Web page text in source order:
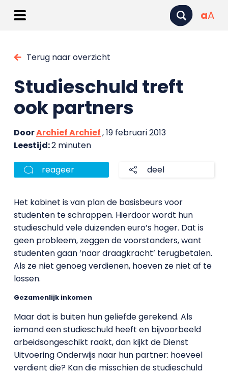
aA
Terug naar overzicht
Studieschuld treft
ook partners
DoorArchief Archief, 19 februari 2013
Leestijd:2 minuten
reageer deel
Het kabinet is van plan de basisbeurs voor
studenten te schrappen. Hierdoor wordt hun
studieschuld vele duizenden euro’s hoger. Dat is
geen probleem, zeggen de voorstanders, want
studenten gaan ‘naar draagkracht’ terugbetalen.
Als ze niet genoeg verdienen, hoeven ze niet af te
lossen.
Gezamenlijk inkomen
Maar dat is buiten hun geliefde gerekend. Als
iemand een studieschuld heeft en bijvoorbeeld
arbeidsongeschikt raakt, dan kijkt de Dienst
Uitvoering Onderwijs naar hun partner: hoeveel
verdient die? Kan die misschien de studieschuld